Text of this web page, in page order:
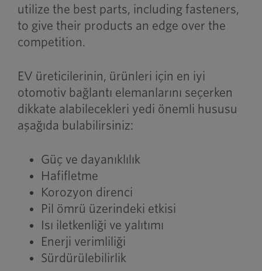
utilize the best parts, including fasteners,
to give their products an edge over the
competition.
EV üreticilerinin, ürünleri için en iyi
otomotiv bağlantı elemanlarını seçerken
dikkate alabilecekleri yedi önemli hususu
aşağıda bulabilirsiniz:
Güç ve dayanıklılık
Hafifletme
Korozyon direnci
Pil ömrü üzerindeki etkisi
Isı iletkenliği ve yalıtımı
Enerji verimliliği
Sürdürülebilirlik